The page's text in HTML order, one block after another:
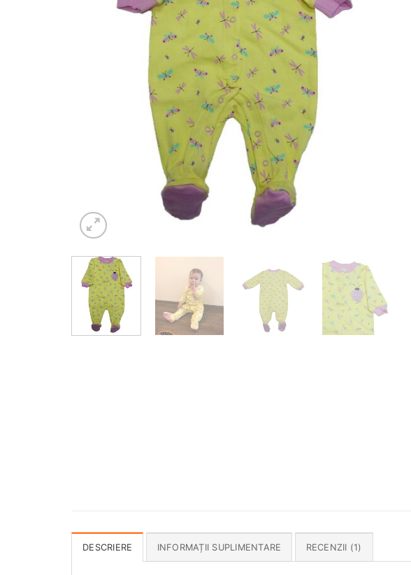
DESCRIERE INFORMAȚII SUPLIMENTARE RECENZII (1)